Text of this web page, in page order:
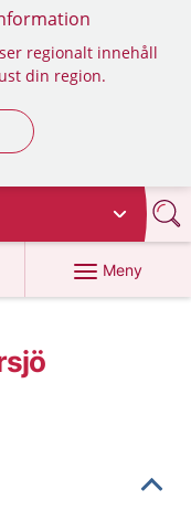
regionalt innehåll
din region.
Meny